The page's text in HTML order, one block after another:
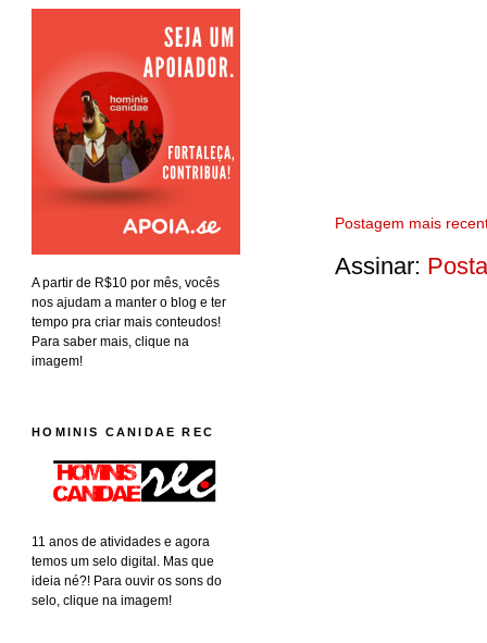
Postagem mais
Assinar:
A partir de R$10 por mês, vocês
nos ajudam a manter o blog e ter
tempo pra criar mais conteudos!
Para saber mais, clique na
imagem!
HOMINIS CANIDAE REC
11 anos de atividades e agora
temos um selo digital. Mas que
ideia né?! Para ouvir os sons do
selo, clique na imagem!